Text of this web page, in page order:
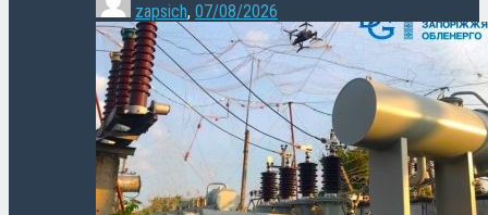
zapsich, 07/08/2026